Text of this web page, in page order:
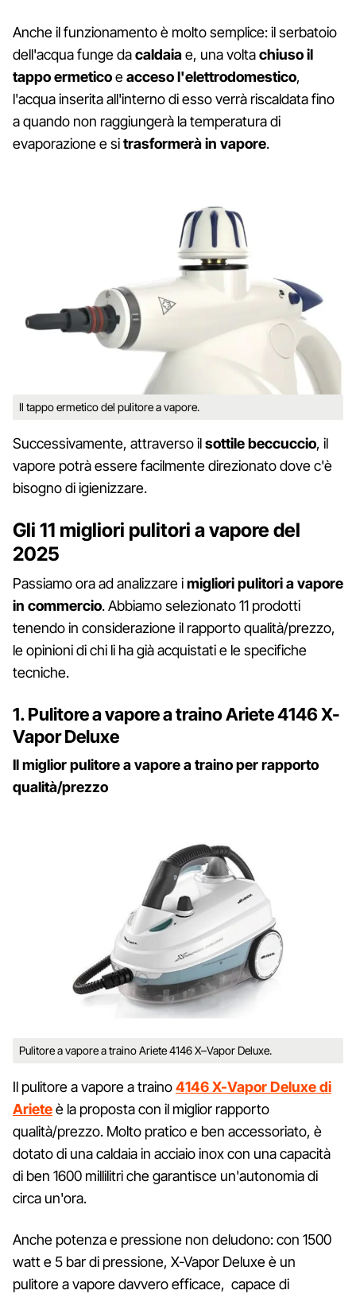
Anche il funzionamento è molto semplice: il serbatoio
dell'acqua funge dacaldaiae, una voltachiuso il
tappo ermeticoeacceso l'elettrodomestico,
l'acqua inserita all'interno di esso verrà riscaldata fino
a quando non raggiungerà la temperatura di
evaporazione e sitrasformerà in vapore.
Il tappo ermetico del pulitore a vapore.
Successivamente, attraverso ilsottile beccuccio, il
vapore potrà essere facilmente direzionato dove c'è
bisogno di igienizzare.
Gli 11 migliori pulitori a vapore del
2025
Passiamo ora ad analizzare imigliori pulitori a vapore
in commercio. Abbiamo selezionato 11 prodotti
tenendo in considerazione il rapporto qualità/prezzo,
le opinioni di chi li ha già acquistati e le specifiche
tecniche.
1. Pulitore a vapore a traino Ariete 4146 X-
Vapor Deluxe
Il miglior pulitore a vapore a traino per rapporto
qualità/prezzo
Pulitore a vapore a traino Ariete 4146 X–Vapor Deluxe.
Il pulitore a vapore a traino4146 X-Vapor Deluxe di
Arieteè la proposta con il miglior rapporto
qualità/prezzo. Molto pratico e ben accessoriato, è
dotato di una caldaia in acciaio inox con una capacità
di ben 1600 millilitri che garantisce un'autonomia di
circa un'ora.
Anche potenza e pressione non deludono: con 1500
watt e 5 bar di pressione, X-Vapor Deluxe è un
pulitore a vapore davvero efficace, capace di